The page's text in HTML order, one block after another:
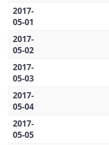
2017-
05-01
2017-
05-02
2017-
05-03
2017-
05-04
2017-
05-05